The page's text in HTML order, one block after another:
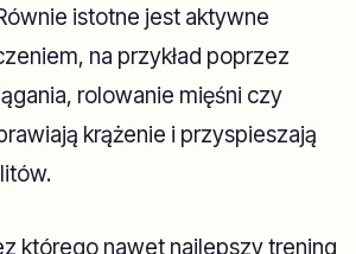
istotne jest aktywne
na przykład poprzez
rolowanie mięśni czy
krążenie i przyspieszają
którego nawet najlepszy trening